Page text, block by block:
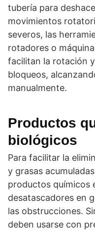
tubería para
movimientos
severos, las
rotadores o
facilitan la rotación
bloqueos,
manualmente.
Productos
biológicos
Para facilitar la
y grasas
productos químicos
desatascadores en
las obstrucciones.
deben usarse con